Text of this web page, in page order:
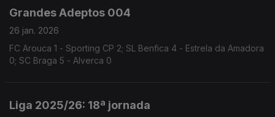
Grandes Adeptos 004
26 jan. 2026
FC Arouca 1 - Sporting CP 2; SL Benfica 4 - Estrela da Amadora
0; SC Braga 5 - Alverca 0
Liga 2025/26: 18ª jornada